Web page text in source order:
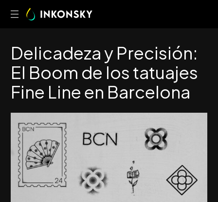
Delicadezay Precisión:
El Boom de los tatuajes
Fine Line en Barcelona